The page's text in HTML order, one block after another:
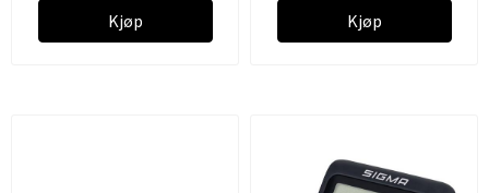
Kjøp Kjøp